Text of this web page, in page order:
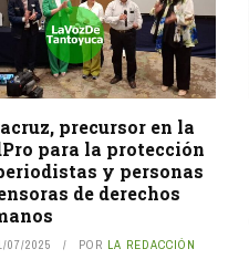
precursor en la
para la protección
y personas
de derechos
07/2025 POR LA REDACCIÓN